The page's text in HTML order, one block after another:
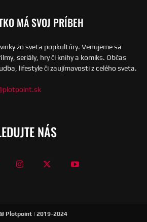
MÁ SVOJ PRÍBEH
zo sveta popkultúry. Venujeme sa
seriály, hry či knihy a komiks. Občas
lifestyle či zaujímavosti z celého sveta.
NÁS
© Plotpoint | 2019-2024